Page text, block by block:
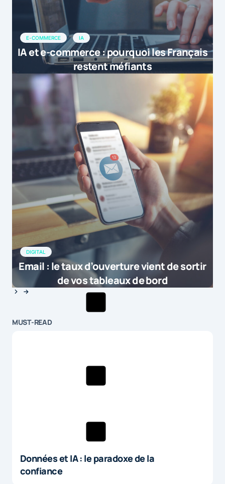
E-COMMERCE IA
IA et e-commerce : pourquoi les Français
restent méfiants
DIGITAL
Email : le taux d’ouverture vient de sortir
de vos tableaux de bord
MUST-READ
Données et IA : le paradoxe de la
confiance